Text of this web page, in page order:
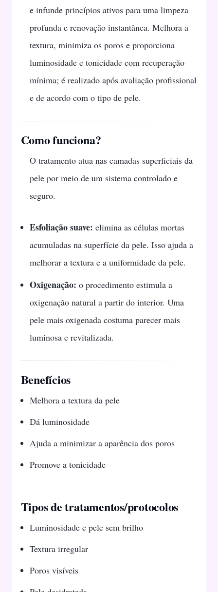
e infunde princípios ativos para uma limpeza
profunda e renovação instantânea. Melhora a
textura, minimiza os poros e proporciona
luminosidade e tonicidade com recuperação
mínima; é realizado após avaliação profissional
e de acordo com o tipo de pele.
Como funciona?
O tratamento atua nas camadas superficiais da
pele por meio de um sistema controlado e
seguro.
Esfoliação suave: elimina as células mortas
acumuladas na superfície da pele. Isso ajuda a
melhorar a textura e a uniformidade da pele.
Oxigenação: o procedimento estimula a
oxigenação natural a partir do interior. Uma
pele mais oxigenada costuma parecer mais
luminosa e revitalizada.
Benefícios
Melhora a textura da pele
Dá luminosidade
Ajuda a minimizar a aparência dos poros
Promove a tonicidade
Tipos de tratamentos/protocolos
Luminosidade e pele sem brilho
Textura irregular
Poros visíveis